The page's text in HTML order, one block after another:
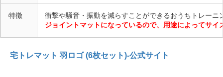
特徴
衝撃や騒音・振動を減らすことができるおうちトレーニ
ジョイントマットになっているので、用途によってサイ
宅トレマット 羽ロゴ (6枚セット)-公式サイト